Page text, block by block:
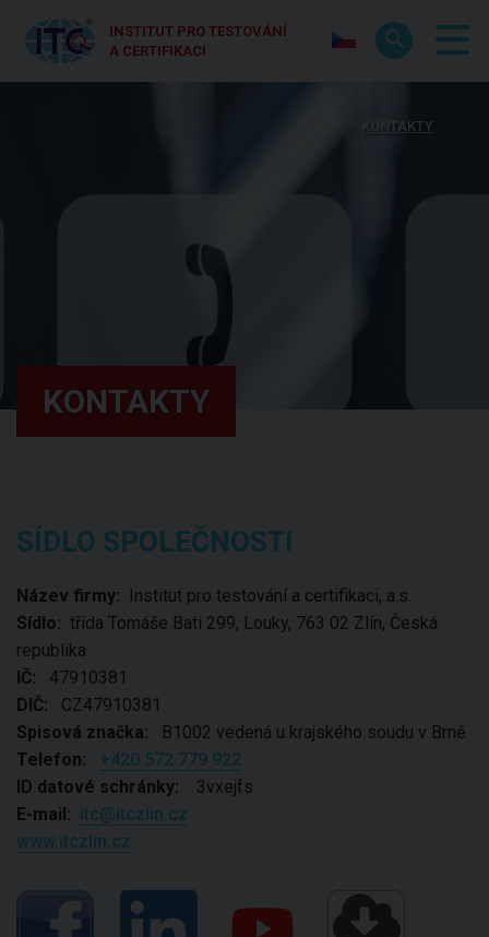
INSTITUT PRO TESTOVÁNÍ
A CERTIFIKACI
KONTAKTY
KONTAKTY
SÍDLO SPOLEČNOSTI
Název firmy: Institut pro testování a certifikaci, a.s.
Sídlo: třída Tomáše Bati 299, Louky, 763 02 Zlín, Česká
republika
IČ: 47910381
DIČ: CZ47910381
Spisová značka: B1002 vedená u krajského soudu v Brně
Telefon:
+420 572 779 922
ID datové schránky:
3vxejfs
E-mail: itc@itczlin.cz
www.itczlin.cz